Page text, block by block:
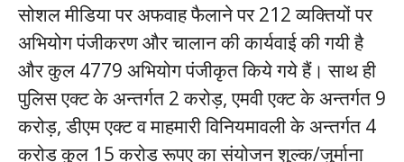
सोशल मीडिया पर अफवाह फैलाने पर 212 व्यक्तियों पर
अभियोग पंजीकरण और चालान की कार्यवाई की गयी है
और कुल 4779 अभियोग पंजीकृत किये गये हैं। साथ ही
पुलिस एक्ट के अन्तर्गत 2 करोड़, एमवी एक्ट के अन्तर्गत 9
करोड़, डीएम एक्ट व माहमारी विनियमावली के अन्तर्गत 4
करोड़ कुल 15 करोड़ रूपए का संयोजन शुल्क/जुर्माना